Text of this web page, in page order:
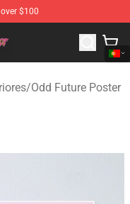
$100
Merchandise Shop
/Odd Future Poster